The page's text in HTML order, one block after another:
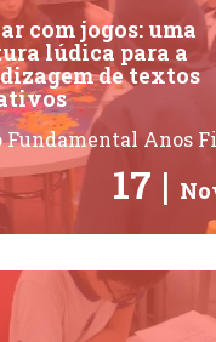
com jogos: uma
lúdica para a
de textos
Fundamental Anos
17 |